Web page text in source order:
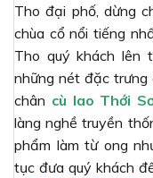
Tho đại phố, dừng
chùa cổ nổi tiếng
Tho quý khách lên
những nét đặc trưng
chân cù lao Thới
làng nghề truyền
phẩm làm từ ong
tục đưa quý khách